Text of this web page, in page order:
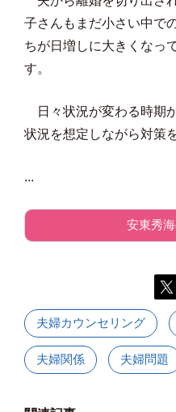
子さんもまだ小さい中で
ちが日増しに大きくなっ
す。
日々状況が変わる時期
状況を想定しながら対策
...
安東秀
夫婦カウンセリング
夫婦関係 夫婦問題